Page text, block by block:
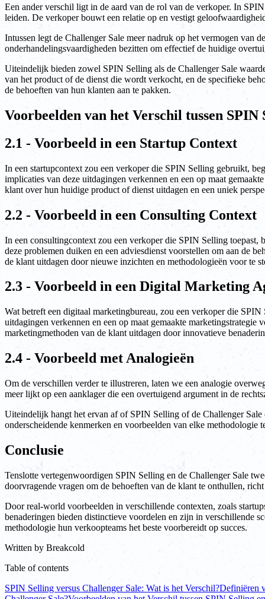
Een ander verschil ligt in de aard van de rol van de verkoper. In
leiden. De verkoper bouwt een relatie op en vestigt
Intussen legt de Challenger Sale meer nadruk op het vermogen van
onderhandelingsvaardigheden bezitten om effectief de huidige
Uiteindelijk bieden zowel SPIN Selling als de Challenger Sale
van het product of de dienst die wordt verkocht, en de specifieke
de behoeften van hun klanten aan te pakken.
Voorbeelden van het Verschil tussen
2.1 - Voorbeeld in een Startup Context
In een startupcontext zou een verkoper die SPIN Selling gebruikt,
implicaties van deze uitdagingen verkennen en een op maat
klant over hun huidige product of dienst uitdagen en een uniek
2.2 - Voorbeeld in een Consulting Context
In een consultingcontext zou een verkoper die SPIN Selling
deze problemen duiken en een adviesdienst voorstellen om aan de
de klant uitdagen door nieuwe inzichten en methodologieën voor te
2.3 - Voorbeeld in een Digital Marketing
Wat betreft een digitaal marketingbureau, zou een verkoper die
uitdagingen verkennen en een op maat gemaakte marketingstrategie
marketingmethoden van de klant uitdagen door innovatieve
2.4 - Voorbeeld met Analogieën
Om de verschillen verder te illustreren, laten we een analogie
meer lijkt op een aanklager die een overtuigend argument in de
Uiteindelijk hangt het ervan af of SPIN Selling of de Challenger
onderscheidende kenmerken en voorbeelden van elke
Conclusie
Tenslotte vertegenwoordigen SPIN Selling en de Challenger Sale
doorvragende vragen om de behoeften van de klant te onthullen,
Door real-world voorbeelden in verschillende contexten, zoals
benaderingen bieden distinctieve voordelen en zijn in verschillende
methodologie hun verkoopteams het beste voorbereidt op succes.
Written by Breakcold
Table of contents
SPIN Selling versus Challenger Sale: Wat is het Verschil?Definiëren